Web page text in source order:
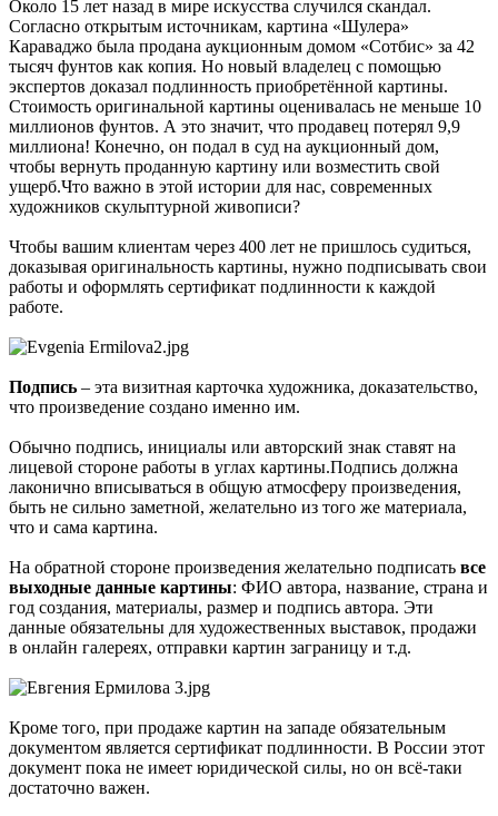
Около 15 лет назад в мире искусства случился скандал.
Согласно открытым источникам, картина «Шулера»
Караваджо была продана аукционным домом «Сотбис» за 42
тысяч фунтов как копия. Но новый владелец с помощью
экспертов доказал подлинность приобретённой картины.
Стоимость оригинальной картины оценивалась не меньше 10
миллионов фунтов. А это значит, что продавец потерял 9,9
миллиона! Конечно, он подал в суд на аукционный дом,
чтобы вернуть проданную картину или возместить свой
ущерб.Что важно в этой истории для нас, современных
художников скульптурной живописи?
Чтобы вашим клиентам через 400 лет не пришлось судиться,
доказывая оригинальность картины, нужно подписывать свои
работы и оформлять сертификат подлинности к каждой
работе.
Подпись – эта визитная карточка художника, доказательство,
что произведение создано именно им.
Обычно подпись, инициалы или авторский знак ставят на
лицевой стороне работы в углах картины.Подпись должна
лаконично вписываться в общую атмосферу произведения,
быть не сильно заметной, желательно из того же материала,
что и сама картина.
На обратной стороне произведения желательно подписать все
выходные данные картины: ФИО автора, название, страна и
год создания, материалы, размер и подпись автора. Эти
данные обязательны для художественных выставок, продажи
в онлайн галереях, отправки картин заграницу и т.д.
Кроме того, при продаже картин на западе обязательным
документом является сертификат подлинности. В России этот
документ пока не имеет юридической силы, но он всё-таки
достаточно важен.